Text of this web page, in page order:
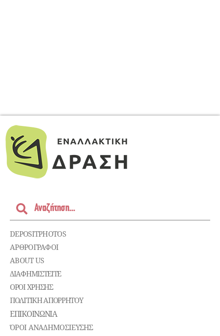
DEPOSITPHOTOS
ΑΡΘΡΟΓΡΑΦΟΙ
ABOUT US
ΔΙΑΦΗΜΙΣΤΕΊΤΕ
ΌΡΟΙ ΧΡΉΣΗΣ
ΠΟΛΙΤΙΚΉ ΑΠΟΡΡΉΤΟΥ
ΕΠΙΚΟΙΝΩΝΊΑ
ΌΡΟΙ ΑΝΑΔΗΜΟΣΙΕΥΣΗΣ